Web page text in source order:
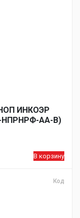
ИНКОЭР
АА-В)
В корзину
Код